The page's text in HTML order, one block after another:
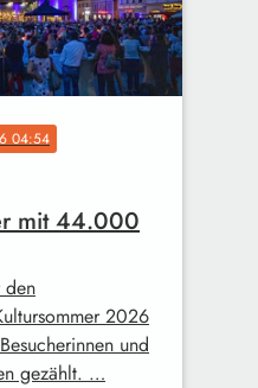
04:54
mit 44.000
den
2026
und
gezählt. …